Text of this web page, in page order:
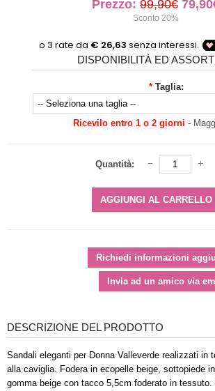
Prezzo: 99,90€
Sconto 20%
DISPONIBILITÀ ED
* Taglia:
Ricevilo entro 1 o 2 giorni -
Quantità:
DESCRIZIONE DEL PRODOTTO
Sandali eleganti per Donna Valleverde realizzati in
alla caviglia. Fodera in ecopelle beige, sottopiede
gomma beige con tacco 5,5cm foderato in tessuto.